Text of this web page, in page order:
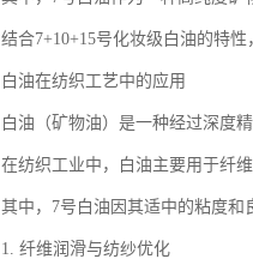
结合7+10+15号化妆级白油的特
白油在纺织工艺中的应用
白油（矿物油）是一种经过深度
在纺织工业中，白油主要用于纤
其中，7号白油因其适中的粘度和
1. 纤维润滑与纺纱优化